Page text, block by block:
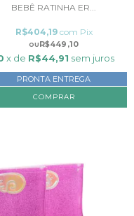
BEBÊ RATINHA ER...
R$449,10
R$404,19 com Pix
x de R$44,91 sem juros
PRONTA ENTREGA